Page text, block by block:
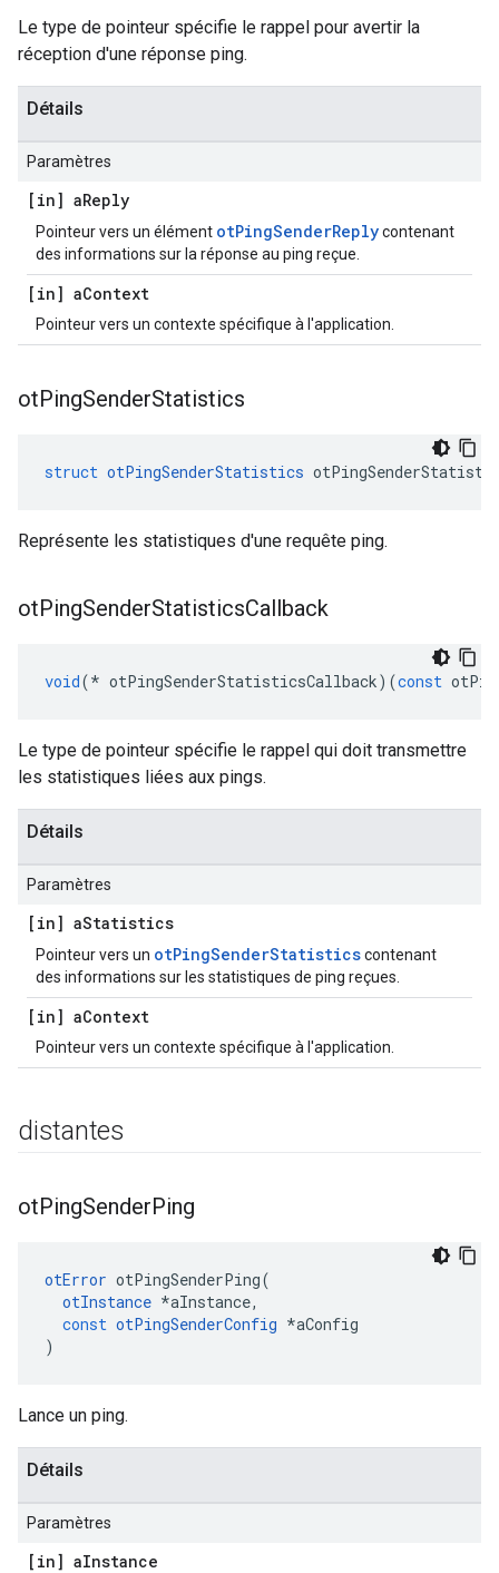
Le type de pointeur spécifie le rappel pour avertir la
réception d'une réponse ping.
Détails
Paramètres
[in] aReply
Pointeur vers un élément otPingSenderReplycontenant
des informations sur la réponse au ping reçue.
[in] aContext
Pointeur vers un contexte spécifique à l'application.
otPingSenderStatistics
struct otPingSenderStatistics
Représente les statistiques d'une requête ping.
otPingSenderStatisticsCallback
void(* otPingSenderStatisticsCallback)(const
Le type de pointeur spécifie le rappel qui doit transmettre
les statistiques liées aux pings.
Détails
Paramètres
[in] aStatistics
Pointeur vers un otPingSenderStatisticscontenant
des informations sur les statistiques de ping reçues.
[in] aContext
Pointeur vers un contexte spécifique à l'application.
distantes
otPingSenderPing
otError otPingSenderPing(
otInstance *aInstance,
const otPingSenderConfig *aConfig
)
Lance un ping.
Détails
Paramètres
[in] aInstance